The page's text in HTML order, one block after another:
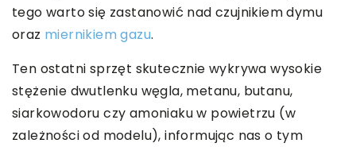
tego warto się zastanowić nad czujnikiem dymu
oraz miernikiem gazu.
Ten ostatni sprzęt skutecznie wykrywa wysokie
stężenie dwutlenku węgla, metanu, butanu,
siarkowodoru czy amoniaku w powietrzu (w
zależności od modelu), informując nas o tym